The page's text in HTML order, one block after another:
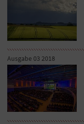
Ausgabe 03 2018